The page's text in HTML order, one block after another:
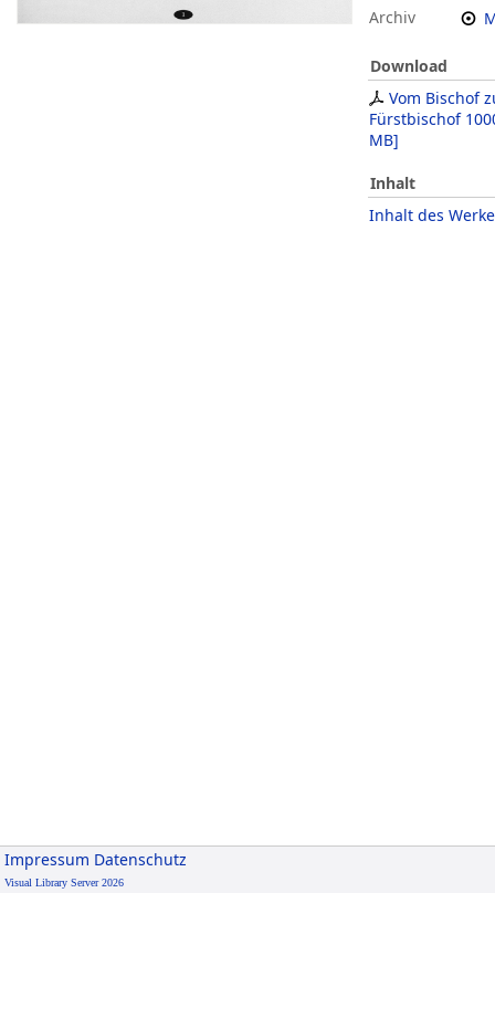
Archiv
Download
Vom Bischof
Fürstbischof
MB]
Inhalt
Inhalt des
Impressum Datenschutz
Visual Library Server 2026